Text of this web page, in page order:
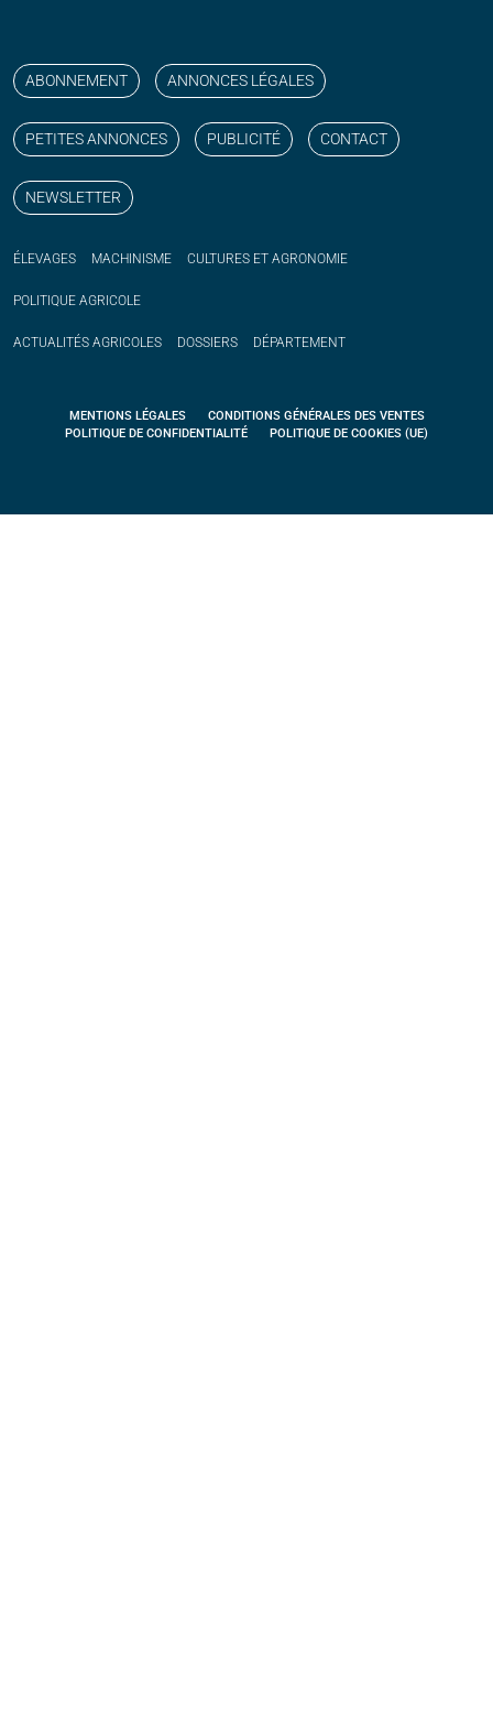
ABONNEMENT ANNONCES LÉGALES
PETITES ANNONCES PUBLICITÉ CONTACT
NEWSLETTER
ÉLEVAGES MACHINISME CULTURES ET AGRONOMIE
POLITIQUE AGRICOLE
ACTUALITÉS AGRICOLES DOSSIERS DÉPARTEMENT
MENTIONS LÉGALES
CONDITIONS GÉNÉRALES DES VENTES
POLITIQUE DE CONFIDENTIALITÉ
POLITIQUE DE COOKIES (UE)